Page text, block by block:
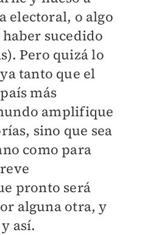
electoral, o algo
sucedido
Pero quizá lo
tanto que el
más
amplifique
sino que sea
como para
pronto será
alguna otra, y
así.